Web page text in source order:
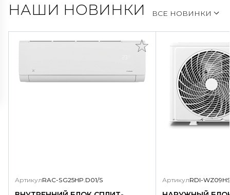
НАШИ НОВИНКИ ВСЕ НОВИНКИ
АртикулRAC-SG25HP.D01/S АртикулRDI-